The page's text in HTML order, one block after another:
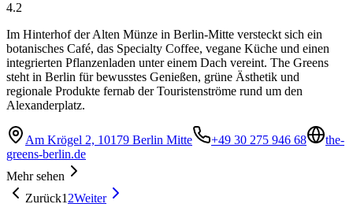
4.2
Im Hinterhof der Alten Münze in Berlin-Mitte versteckt sich ein
botanisches Café, das Specialty Coffee, vegane Küche und einen
integrierten Pflanzenladen unter einem Dach vereint. The Greens
steht in Berlin für bewusstes Genießen, grüne Ästhetik und
regionale Produkte fernab der Touristenströme rund um den
Alexanderplatz.
Am Krögel 2, 10179 Berlin Mitte +49 30 275 946 68
the-
greens-berlin.de
Mehr sehen
Zurück1 2Weiter